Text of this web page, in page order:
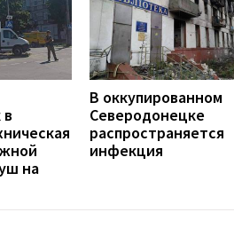
на
В оккупированном
Северодонецке
распространяется
инфекция